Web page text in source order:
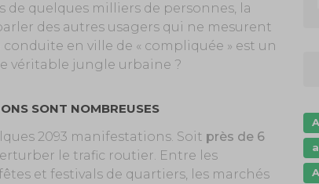
quelques milliers de personnes, la
des autres usagers qui ne mesurent
en ville de « compliquée » est un
véritable jungle urbaine ?
SONT NOMBREUSES
2093 manifestations. Soit près de 6
le trafic routier. Entre les
et festivals de quartiers, les marchés